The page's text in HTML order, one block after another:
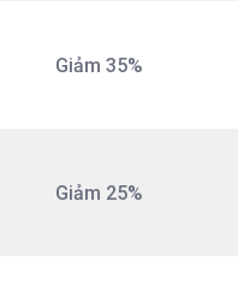
Giảm 35%
Giảm 25%